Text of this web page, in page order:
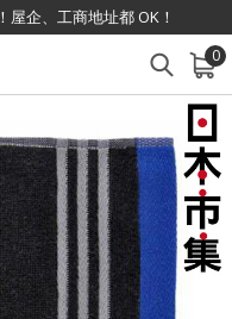
屋企、工商地址都 OK！
0
查看